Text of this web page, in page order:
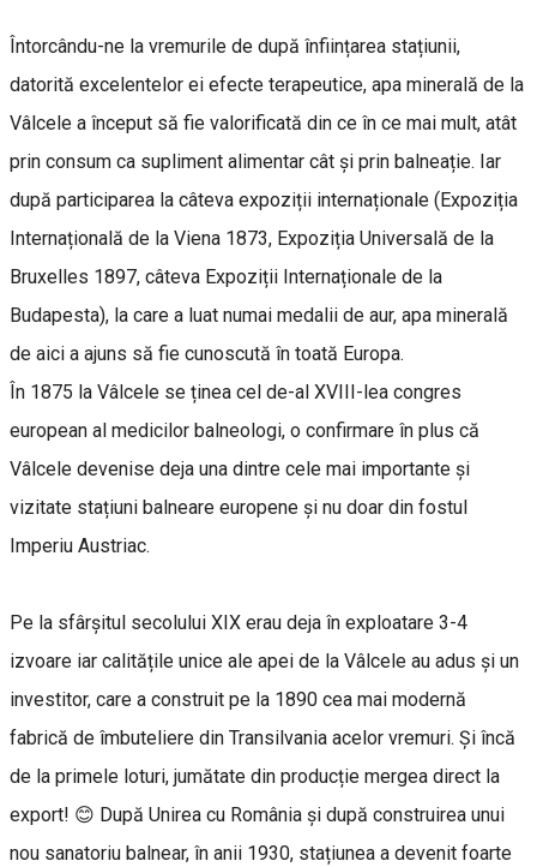
Întorcându-ne la vremurile de după înființarea stațiunii,
datorită excelentelor ei efecte terapeutice, apa minerală de la
Vâlcele a început să fie valorificată din ce în ce mai mult, atât
prin consum ca supliment alimentar cât și prin balneație. Iar
după participarea la câteva expoziții internaționale (Expoziția
Internațională de la Viena 1873, Expoziția Universală de la
Bruxelles 1897, câteva Expoziții Internaționale de la
Budapesta), la care a luat numai medalii de aur, apa minerală
de aici a ajuns să fie cunoscută în toată Europa.
În 1875 la Vâlcele se ținea cel de-al XVIII-lea congres
european al medicilor balneologi, o confirmare în plus că
Vâlcele devenise deja una dintre cele mai importante și
vizitate stațiuni balneare europene și nu doar din fostul
Imperiu Austriac.
Pe la sfârșitul secolului XIX erau deja în exploatare 3-4
izvoare iar calitățile unice ale apei de la Vâlcele au adus și un
investitor, care a construit pe la 1890 cea mai modernă
fabrică de îmbuteliere din Transilvania acelor vremuri. Și încă
de la primele loturi, jumătate din producție mergea direct la
export! 😊 După Unirea cu România și după construirea unui
nou sanatoriu balnear, în anii 1930, stațiunea a devenit foarte